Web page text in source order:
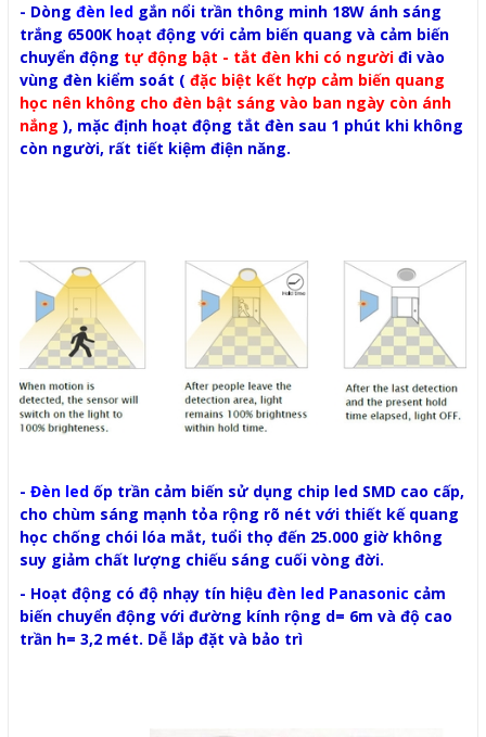
- Dòng đèn led gắn nổi trần thông minh 18W ánh sáng
trắng 6500K hoạt động với cảm biến quang và cảm biến
chuyển động tự động bật - tắt đèn khi có người đi vào
vùng đèn kiểm soát ( đặc biệt kết hợp cảm biến quang
học nên không cho đèn bật sáng vào ban ngày còn ánh
nắng ), mặc định hoạt động tắt đèn sau 1 phút khi không
còn người, rất tiết kiệm điện năng.
- Đèn led ốp trần cảm biến sử dụng chip led SMD cao cấp,
cho chùm sáng mạnh tỏa rộng rõ nét với thiết kế quang
học chống chói lóa mắt, tuổi thọ đến 25.000 giờ không
suy giảm chất lượng chiếu sáng cuối vòng đời.
- Hoạt động có độ nhạy tín hiệu đèn led Panasonic cảm
biến chuyển động với đường kính rộng d= 6m và độ cao
trần h= 3,2 mét. Dễ lắp đặt và bảo trì